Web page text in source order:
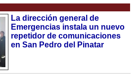
La dirección general de
Emergencias instala un nuevo
repetidor de comunicaciones
en San Pedro del Pinatar